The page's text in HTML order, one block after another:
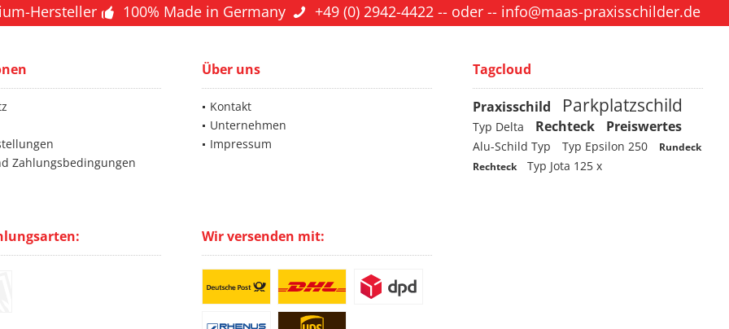
Hersteller 100% Made in Germany +49 (0) 2942-4422 -- oder -- info@maas-praxisschilder.de
Zahlungsbedingungen
Über uns
Kontakt
Unternehmen
Impressum
Tagcloud
Praxisschild Parkplatzschild
Typ Delta Rechteck Preiswertes
Alu-Schild Typ Typ Epsilon 250
Rundeck
Rechteck
Typ Jota 125 x
Wir versenden mit: